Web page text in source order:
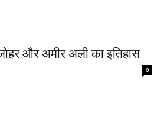
और अमीर अली का इतिहास
0